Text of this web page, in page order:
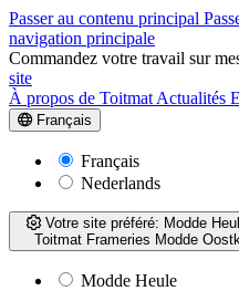
Passer au contenu principal
navigation principale
Commandez votre travail sur
site
À propos de Toitmat Actualités
Français
Français
Nederlands
Votre site préféré: Modde
Toitmat Frameries Modde
Modde Heule